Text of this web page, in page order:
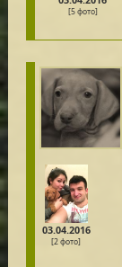
[5 фото]
03.04.2016
[2 фото]